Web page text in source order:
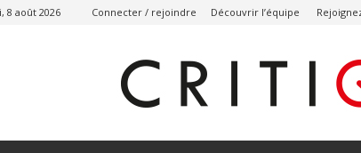
8 août 2026 Connecter / rejoindre Découvrir l’équipe